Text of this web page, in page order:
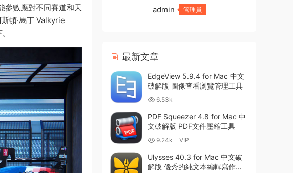
參數應對不同賽道和天
頓·馬丁 Valkyrie
admin 管理員
最新文章
EdgeView 5.9.4 for Mac 中文
破解版 圖像查看浏覽管理工具
6.53k
PDF Squeezer 4.8 for Mac 中
文破解版 PDF文件壓縮工具
9.24k VIP
Ulysses 40.3 for Mac 中文破
解版 優秀的純文本編輯寫作軟